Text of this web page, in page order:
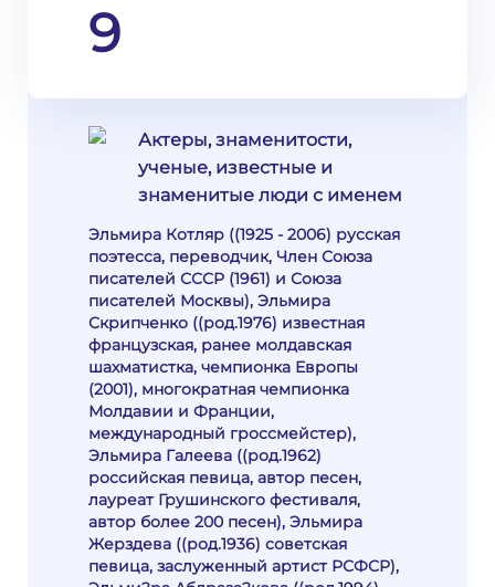
9
Актеры, знаменитости,
ученые, известные и
знаменитые люди с именем
Эльмира Котляр ((1925 - 2006) русская
поэтесса, переводчик, Член Союза
писателей СССР (1961) и Союза
писателей Москвы), Эльмира
Скрипченко ((род.1976) известная
французская, ранее молдавская
шахматистка, чемпионка Европы
(2001), многократная чемпионка
Молдавии и Франции,
международный гроссмейстер),
Эльмира Галеева ((род.1962)
российская певица, автор песен,
лауреат Грушинского фестиваля,
автор более 200 песен), Эльмира
Жерздева ((род.1936) советская
певица, заслуженный артист РСФСР),